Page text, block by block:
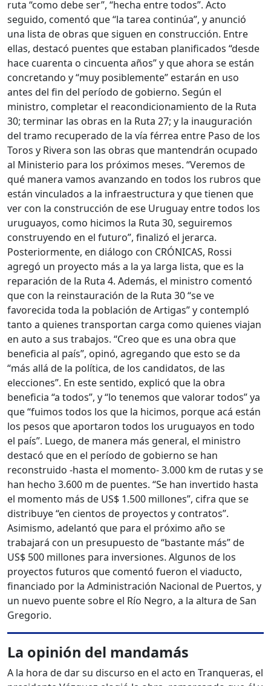
ruta “como debe ser”, “hecha entre todos”. Acto
seguido, comentó que “la tarea continúa”, y anunció
una lista de obras que siguen en construcción. Entre
ellas, destacó puentes que estaban planificados “desde
hace cuarenta o cincuenta años” y que ahora se están
concretando y “muy posiblemente” estarán en uso
antes del fin del período de gobierno. Según el
ministro, completar el reacondicionamiento de la Ruta
30; terminar las obras en la Ruta 27; y la inauguración
del tramo recuperado de la vía férrea entre Paso de los
Toros y Rivera son las obras que mantendrán ocupado
al Ministerio para los próximos meses. “Veremos de
qué manera vamos avanzando en todos los rubros que
están vinculados a la infraestructura y que tienen que
ver con la construcción de ese Uruguay entre todos los
uruguayos, como hicimos la Ruta 30, seguiremos
construyendo en el futuro”, finalizó el jerarca.
Posteriormente, en diálogo con CRÓNICAS, Rossi
agregó un proyecto más a la ya larga lista, que es la
reparación de la Ruta 4. Además, el ministro comentó
que con la reinstauración de la Ruta 30 “se ve
favorecida toda la población de Artigas” y contempló
tanto a quienes transportan carga como quienes viajan
en auto a sus trabajos. “Creo que es una obra que
beneficia al país”, opinó, agregando que esto se da
“más allá de la política, de los candidatos, de las
elecciones”. En este sentido, explicó que la obra
beneficia “a todos”, y “lo tenemos que valorar todos” ya
que “fuimos todos los que la hicimos, porque acá están
los pesos que aportaron todos los uruguayos en todo
el país”. Luego, de manera más general, el ministro
destacó que en el período de gobierno se han
reconstruido -hasta el momento- 3.000 km de rutas y se
han hecho 3.600 m de puentes. “Se han invertido hasta
el momento más de US$ 1.500 millones”, cifra que se
distribuye “en cientos de proyectos y contratos”.
Asimismo, adelantó que para el próximo año se
trabajará con un presupuesto de “bastante más” de
US$ 500 millones para inversiones. Algunos de los
proyectos futuros que comentó fueron el viaducto,
financiado por la Administración Nacional de Puertos, y
un nuevo puente sobre el Río Negro, a la altura de San
Gregorio.
La opinión del mandamás
A la hora de dar su discurso en el acto en Tranqueras, el